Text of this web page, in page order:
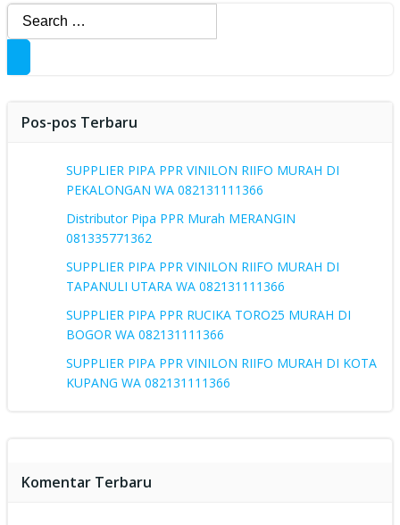
Search
for:
Pos-pos Terbaru
SUPPLIER PIPA PPR VINILON RIIFO MURAH DI
PEKALONGAN WA 082131111366
Distributor Pipa PPR Murah MERANGIN
081335771362
SUPPLIER PIPA PPR VINILON RIIFO MURAH DI
TAPANULI UTARA WA 082131111366
SUPPLIER PIPA PPR RUCIKA TORO25 MURAH DI
BOGOR WA 082131111366
SUPPLIER PIPA PPR VINILON RIIFO MURAH DI KOTA
KUPANG WA 082131111366
Komentar Terbaru